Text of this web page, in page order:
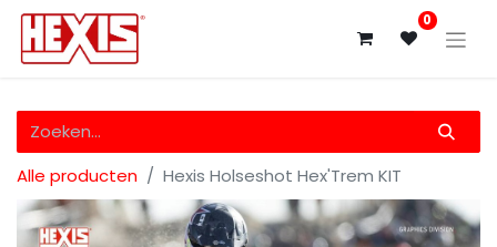
0
Alle producten Hexis Holseshot Hex'Trem KIT